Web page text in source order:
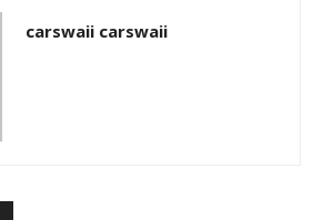
carswaii carswaii